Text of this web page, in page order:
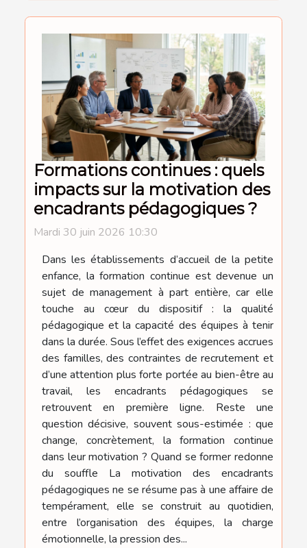
Formations continues : quels
impacts sur la motivation des
encadrants pédagogiques ?
Mardi 30 juin 2026 10:30
Dans les établissements d’accueil de la petite
enfance, la formation continue est devenue un
sujet de management à part entière, car elle
touche au cœur du dispositif : la qualité
pédagogique et la capacité des équipes à tenir
dans la durée. Sous l’effet des exigences accrues
des familles, des contraintes de recrutement et
d’une attention plus forte portée au bien-être au
travail, les encadrants pédagogiques se
retrouvent en première ligne. Reste une
question décisive, souvent sous-estimée : que
change, concrètement, la formation continue
dans leur motivation ? Quand se former redonne
du souffle La motivation des encadrants
pédagogiques ne se résume pas à une affaire de
tempérament, elle se construit au quotidien,
entre l’organisation des équipes, la charge
émotionnelle, la pression des...